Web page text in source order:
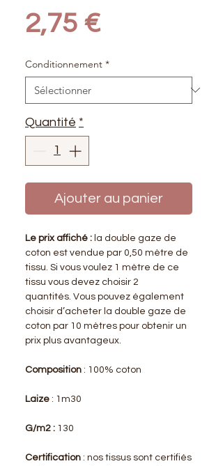
2,75 €Prix
Conditionnement *
Quantité *
Ajouter au panier
Le prix affiché : la double gaze de
coton est vendue par 0,50 mètre de
tissu. Si vous voulez 1 mètre de ce
tissu vous devez choisir 2
quantités. Vous pouvez également
choisir d’acheter la double gaze de
coton par 10 mètres pour obtenir un
prix plus avantageux.
Composition : 100% coton
Laize : 1m30
G/m2 : 130
Certification : nos tissus sont certifiés